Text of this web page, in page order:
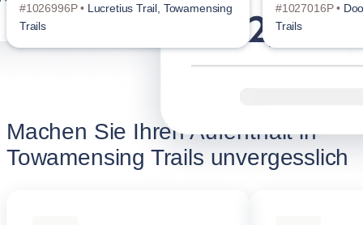
#1026996P • Lucretius Trail, Towamensing
Trails
#1027016P •
Trails
Machen Sie Ihren Aufenthalt in
Towamensing Trails unvergesslich